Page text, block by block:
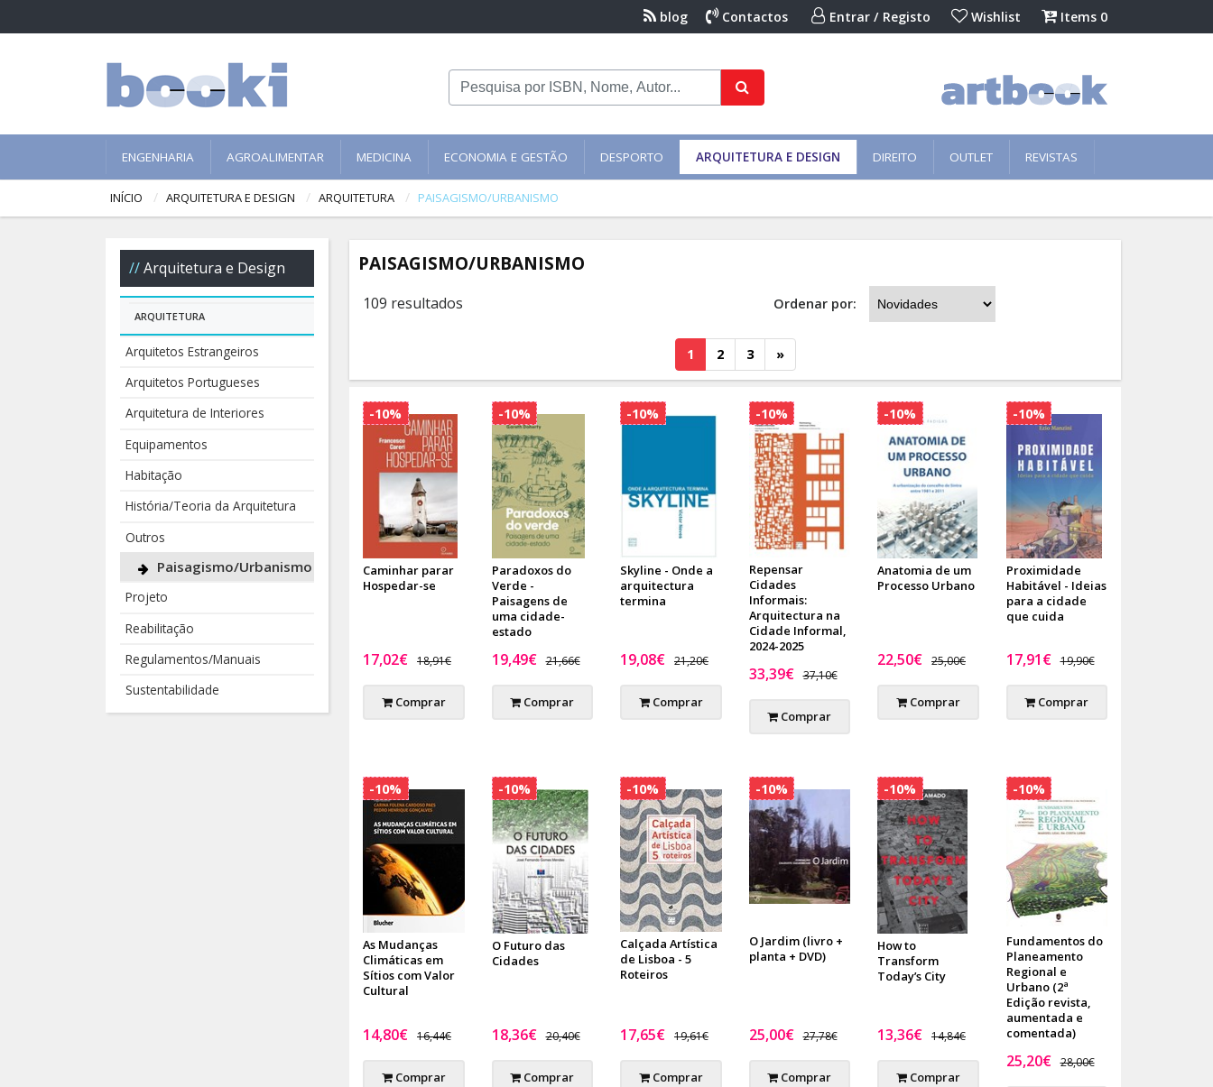
blog Contactos Entrar / Registo Wishlist Items 0
ENGENHARIA AGROALIMENTAR MEDICINA ECONOMIA E GESTÃO DESPORTO ARQUITETURA E DESIGN DIREITO OUTLET REVISTAS
INÍCIO ARQUITETURA E DESIGN ARQUITETURA PAISAGISMO/URBANISMO
PAISAGISMO/URBANISMO
109 resultados Ordenar por:
1 2 3 »
Caminhar parar
Hospedar-se
17,02€ 18,91€
Comprar
-10%
Paradoxos do
Verde -
Paisagens de
uma cidade-
estado
19,49€ 21,66€
Comprar
-10%
Skyline - Onde a
arquitectura
termina
19,08€ 21,20€
Comprar
-10%
Repensar
Cidades
Informais:
Arquitectura na
Cidade Informal,
2024-2025
33,39€ 37,10€
Comprar
-10%
Anatomia de um
Processo Urbano
22,50€ 25,00€
Comprar
-10%
Proximidade
Habitável - Ideias
para a cidade
que cuida
17,91€ 19,90€
Comprar
-10%
As Mudanças
Climáticas em
Sítios com Valor
Cultural
14,80€ 16,44€
Comprar
-10%
O Futuro das
Cidades
18,36€ 20,40€
Comprar
-10%
Calçada Artística
de Lisboa - 5
Roteiros
17,65€ 19,61€
Comprar
-10%
O Jardim (livro +
planta + DVD)
25,00€ 27,78€
Comprar
-10%
How to
Transform
Today’s City
13,36€ 14,84€
Comprar
-10%
Fundamentos do
Planeamento
Regional e
Urbano (2ª
Edição revista,
aumentada e
comentada)
25,20€ 28,00€
-10%
Arquitetura e Design
ARQUITETURA
Arquitetos Estrangeiros
Arquitetos Portugueses
Arquitetura de Interiores
Equipamentos
Habitação
História/Teoria da Arquitetura
Outros
Paisagismo/Urbanismo
Projeto
Reabilitação
Regulamentos/Manuais
Sustentabilidade